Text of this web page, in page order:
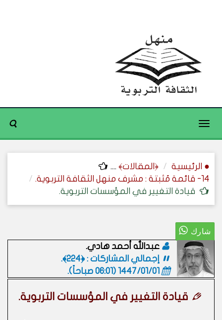
Toggle
● الرئيسية ﴿المقالات﴾ ....
14- قائمة مُثبتة : مشرف منهل الثقافة التربوية.
قيادة التغيير في المؤسسات التربوية.
عبدالله أحمد هادي.
إجمالي المشاركات : ﴿224﴾.
1447/01/01 (06:01 صباحاً)
.
قيادة التغيير في المؤسسات التربوية.